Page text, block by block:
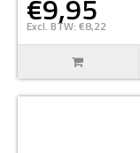
Excl. BTW: €8,22